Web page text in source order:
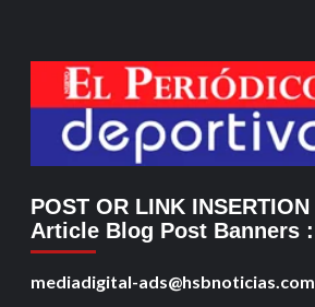
POST OR LINK INSERTION
Article Blog Post Banners :
mediadigital-ads@hsbnoticias.com